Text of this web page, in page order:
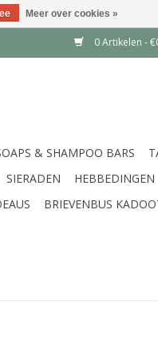
0 Artikelen -
& SHAMPOO BARS
SIERADEN
HEBBEDINGEN
BRIEVENBUS
Meer over cookies »